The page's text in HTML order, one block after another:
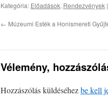
Kategória: Előadások, Rendezvények
← Múzeumi Esték a Honismereti
Vélemény,
Hozzászólás küldéséhezbe kell